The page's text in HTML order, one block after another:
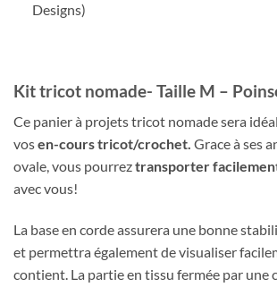
Designs)
Kit tricot nomade- Taille M –
Ce panier à projets tricot nomade sera
vosen-cours tricot/crochet. Grace à ses
ovale, vous pourreztransporter
avec vous!
La base en corde assurera une bonne
et permettra également de visualiser
contient. La partie en tissu fermée par une